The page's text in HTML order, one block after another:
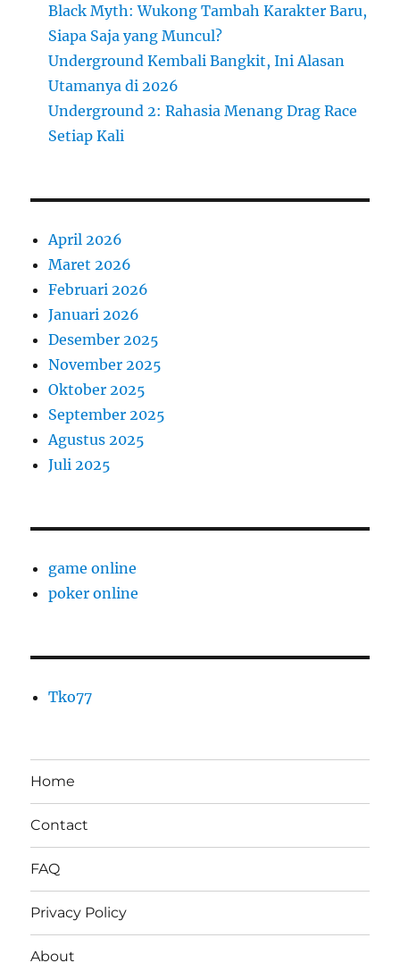
Black Myth: Wukong Tambah Karakter Baru,
Siapa Saja yang Muncul?
Underground Kembali Bangkit, Ini Alasan
Utamanya di 2026
Underground 2: Rahasia Menang Drag Race
Setiap Kali
April 2026
Maret 2026
Februari 2026
Januari 2026
Desember 2025
November 2025
Oktober 2025
September 2025
Agustus 2025
Juli 2025
game online
poker online
Tko77
Home
Contact
FAQ
Privacy Policy
About